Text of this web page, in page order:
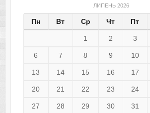
ЛИПЕНЬ 2026
Пн Вт Ср Чт Пт
1 2 3
6 7 8 9 10
13 14 15 16 17
20 21 22 23 24
27 28 29 30
31